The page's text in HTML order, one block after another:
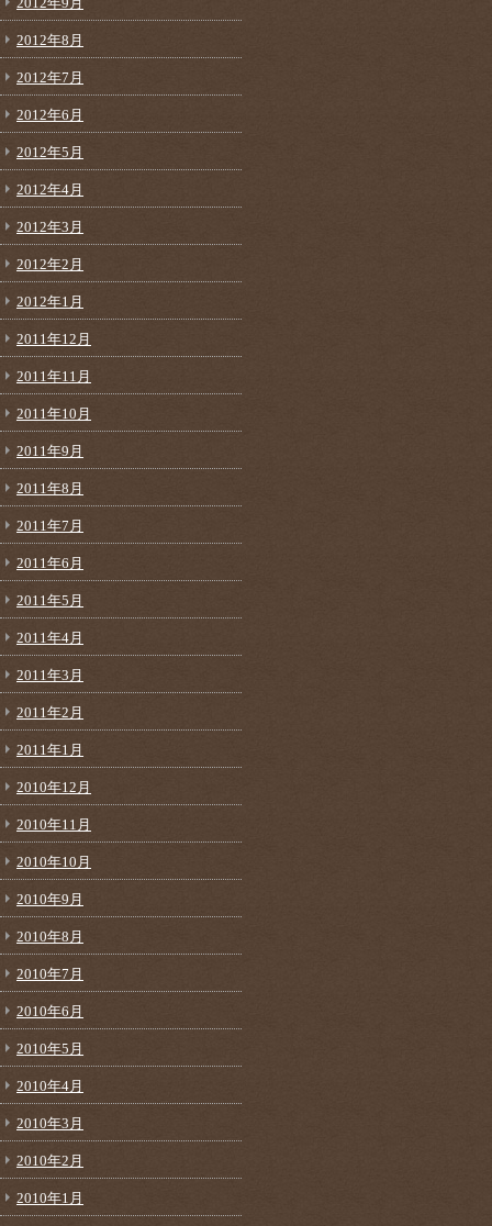
2012年8月
2012年7月
2012年6月
2012年5月
2012年4月
2012年3月
2012年2月
2012年1月
2011年12月
2011年11月
2011年10月
2011年9月
2011年8月
2011年7月
2011年6月
2011年5月
2011年4月
2011年3月
2011年2月
2011年1月
2010年12月
2010年11月
2010年10月
2010年9月
2010年8月
2010年7月
2010年6月
2010年5月
2010年4月
2010年3月
2010年2月
2010年1月